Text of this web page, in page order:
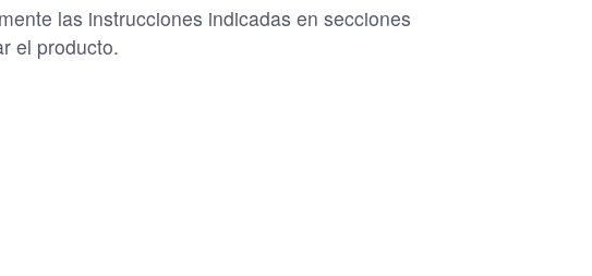
las instrucciones indicadas en secciones
el producto.